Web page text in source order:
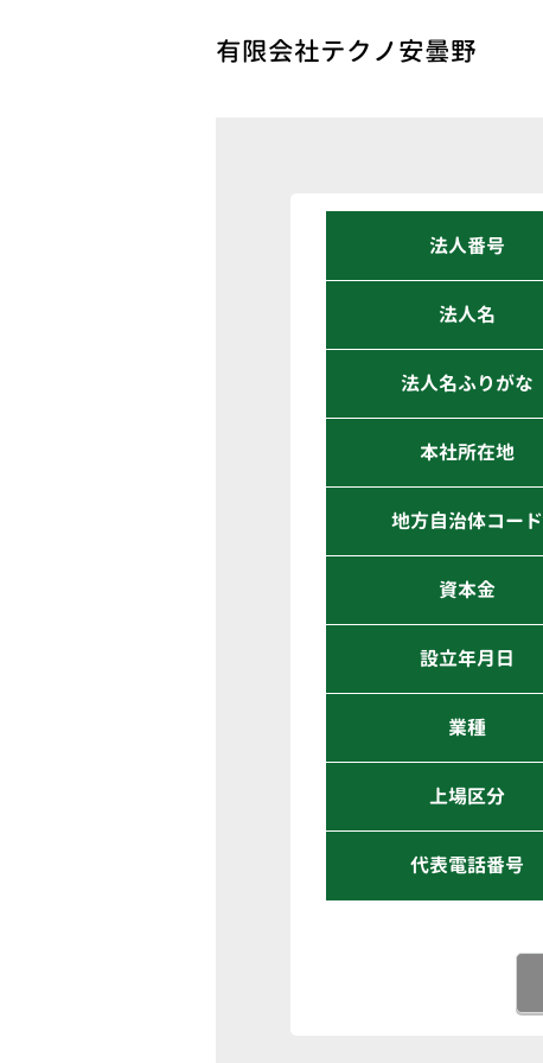
有限会社テクノ安曇野
法人番号
法人名
法人名ふりがな
本社所在地
地方自治体コード
資本金
設立年月日
業種
上場区分
代表電話番号